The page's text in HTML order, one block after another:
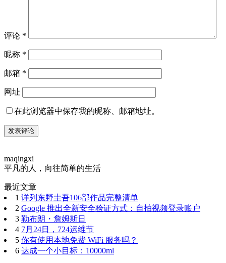
评论 *
昵称 *
邮箱 *
网址
在此浏览器中保存我的昵称、邮箱地址。
maqingxi
平凡的人，向往简单的生活
最近文章
1 详列东野圭吾106部作品完整清单
2 Google 推出全新安全验证方式：自拍视频登录账户
3 勒布朗・詹姆斯日
4 7月24日，724运维节
5 你有使用本地免费 WiFi 服务吗？
6 达成一个小目标：10000ml